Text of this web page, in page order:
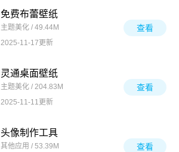
免费布蕾壁纸
主题美化 / 49.44M
2025-11-17更新
查看
灵通桌面壁纸
主题美化 / 204.83M
2025-11-11更新
查看
头像制作工具
其他应用 / 53.39M
查看